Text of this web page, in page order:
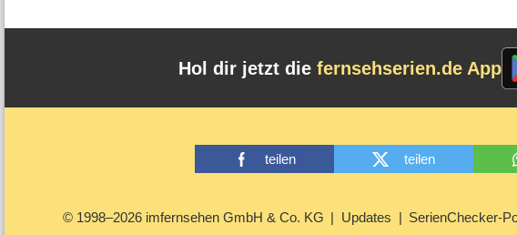
Hol dir jetzt die fernsehserien.de App
teilen teilen
© 1998–2026 imfernsehen GmbH & Co. KG Updates SerienChecker-